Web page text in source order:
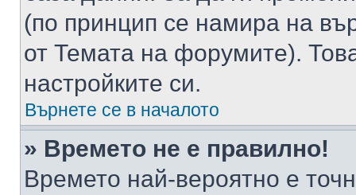
(по принцип се намира на
от Темата на форумите).
настройките си.
Върнете се в началото
» Времето не е правилно!
Времето най-вероятно е